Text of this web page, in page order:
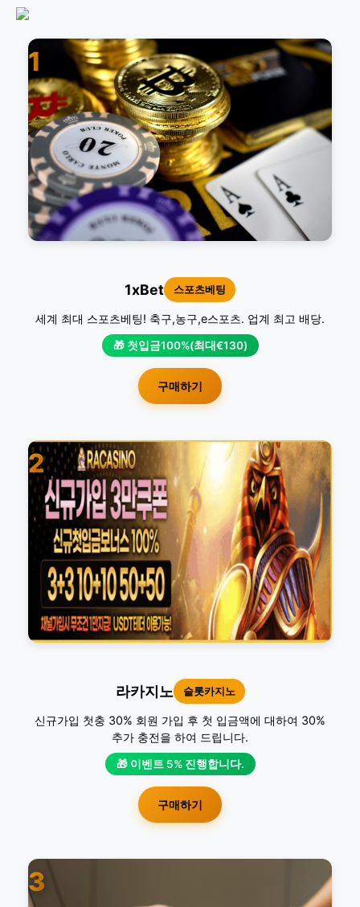
1
1xBet 스포츠베팅
세계 최대 스포츠베팅! 축구,농구,e스포츠. 업계 최고 배당.
🎁 첫입금100%(최대€130)
구매하기
2
라카지노 슬롯카지노
신규가입 첫충 30% 회원 가입 후 첫 입금액에 대하여 30%
추가 충전을 하여 드립니다.
🎁 이벤트 5% 진행합니다.
구매하기
3